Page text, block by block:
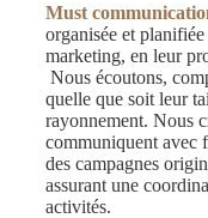
Must
organisée et
marketing, en leur
Nous écoutons,
quelle que soit leur
rayonnement. Nous
communiquent avec
des campagnes
assurant une
activités.